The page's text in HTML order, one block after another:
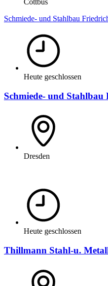
Cottbus
Schmiede- und Stahlbau
Heute geschlossen
Schmiede- und
Dresden
Heute geschlossen
Thillmann Stahl-u.